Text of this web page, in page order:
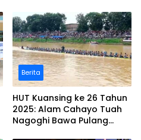
Berita
HUT Kuansing ke 26 Tahun
2025: Alam Cahayo Tuah
Nagoghi Bawa Pulang